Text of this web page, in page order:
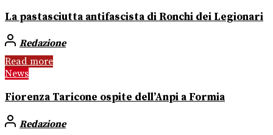
La pastasciutta antifascista di Ronchi dei Legionari
Redazione
Read more
News
Fiorenza Taricone ospite dell’Anpi a Formia
Redazione